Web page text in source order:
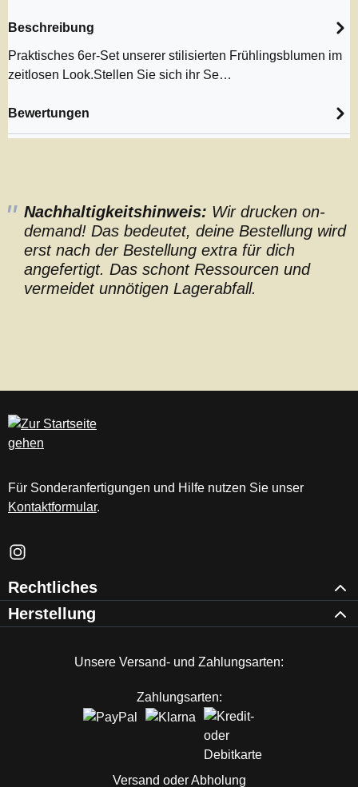
Beschreibung
Praktisches 6er-Set unserer stilisierten Frühlingsblumen im
zeitlosen Look.Stellen Sie sich ihr Se…
Bewertungen
Nachhaltigkeitshinweis: Wir drucken on-
demand! Das bedeutet, deine Bestellung wird
erst nach der Bestellung extra für dich
angefertigt. Das schont Ressourcen und
vermeidet unnötigen Lagerabfall.
Für Sonderanfertigungen und Hilfe nutzen Sie unser
Kontaktformular.
Schau auf Instagram vorbei – öffnet in neuem Tab (externer
Rechtliches
Herstellung
Unsere Versand- und Zahlungsarten:
Zahlungsarten:
Versand oder Abholung